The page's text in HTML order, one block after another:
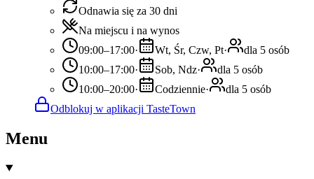
Odnawia się za 30 dni
Na miejscu i na wynos
09:00–17:00· Wt, Śr, Czw, Pt·
dla 5 osób
10:00–17:00· Sob, Ndz·
dla 5 osób
10:00–20:00· Codziennie·
dla 5 osób
Odblokuj w aplikacji TasteTown
Menu